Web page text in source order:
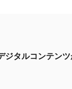
ジタルコンテンツ